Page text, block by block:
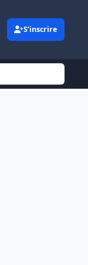
S’inscrire